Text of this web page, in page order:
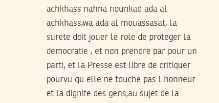
achkhass nahna nounkad ada al
achkhass,wa ada al mouassasat, la
surete doit jouer le role de proteger la
democratie , et non prendre par pour un
parti, et la Presse est libre de critiquer
pourvu qu elle ne touche pas l honneur
et la dignite des gens,au sujet de la